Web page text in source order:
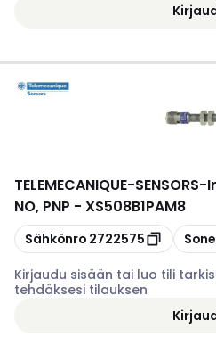
TELEMECANIQUE-SENSORS-
NO, PNP - XS508B1PAM8
Kopioi
Sähkönro 2722575 Kopioi
Kirjaudu sisään tai luo tili
tehdäksesi tilauksen